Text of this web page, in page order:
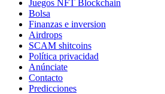
Juegos NFT Blockchain
Bolsa
Finanzas e inversion
Airdrops
SCAM shitcoins
Política privacidad
Anúnciate
Contacto
Predicciones